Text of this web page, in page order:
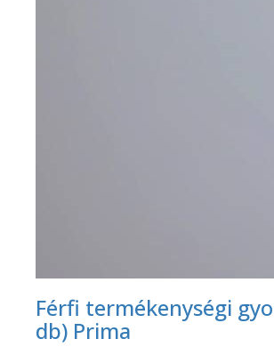
Férfi termékenységi
db) Prima